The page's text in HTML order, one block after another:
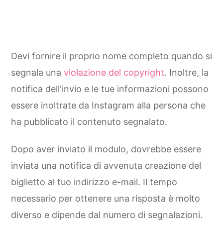
Devi fornire il proprio nome completo quando si
segnala una violazione del copyright. Inoltre, la
notifica dell'invio e le tue informazioni possono
essere inoltrate da Instagram alla persona che
ha pubblicato il contenuto segnalato.
Dopo aver inviato il modulo, dovrebbe essere
inviata una notifica di avvenuta creazione del
biglietto al tuo indirizzo e-mail. Il tempo
necessario per ottenere una risposta è molto
diverso e dipende dal numero di segnalazioni.